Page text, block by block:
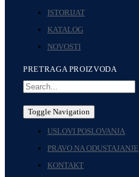
ISTORIJAT
KATALOG
NOVOSTI
PRETRAGA PROIZVODA
Toggle Navigation
USLOVI POSLOVANJA
PRAVO NA ODUSTAJANJE
KONTAKT